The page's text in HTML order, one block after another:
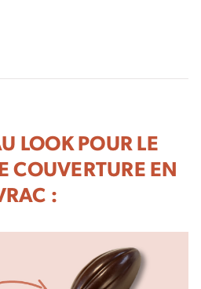
LOOK POUR LE
COUVERTURE EN
: